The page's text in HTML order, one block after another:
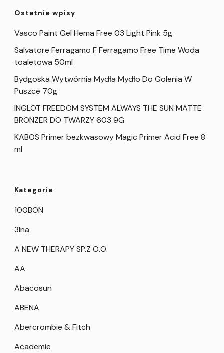
Ostatnie wpisy
Vasco Paint Gel Hema Free 03 Light Pink 5g
Salvatore Ferragamo F Ferragamo Free Time Woda
toaletowa 50ml
Bydgoska Wytwórnia Mydła Mydło Do Golenia W
Puszce 70g
INGLOT FREEDOM SYSTEM ALWAYS THE SUN MATTE
BRONZER DO TWARZY 603 9G
KABOS Primer bezkwasowy Magic Primer Acid Free 8
ml
Kategorie
100BON
3Ina
A NEW THERAPY SP.Z O.O.
AA
Abacosun
ABENA
Abercrombie & Fitch
Academie